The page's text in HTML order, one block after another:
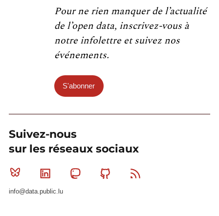
Pour ne rien manquer de l’actualité
de l’open data, inscrivez-vous à
notre infolettre et suivez nos
événements.
S'abonner
Suivez-nous
sur les réseaux sociaux
Bluesky Linkedin MastodonGithub
info@data.public.lu